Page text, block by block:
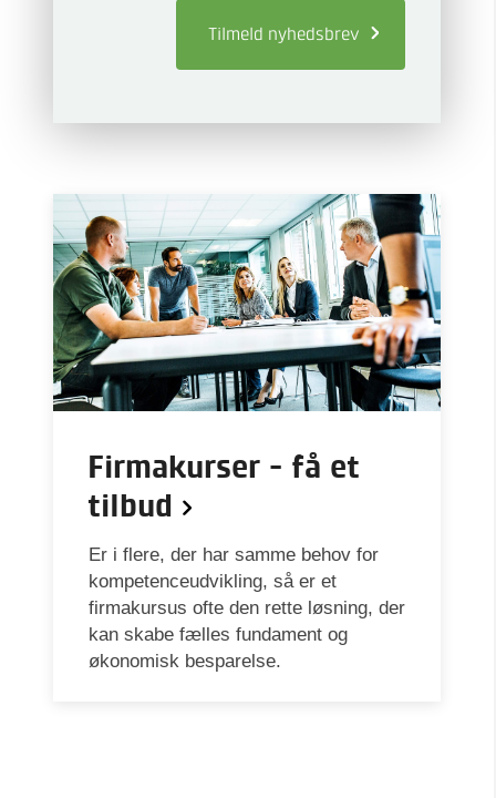
Tilmeld nyhedsbrev
Firmakurser - få et
tilbud
Er i flere, der har samme behov for
kompetenceudvikling, så er et
firmakursus ofte den rette løsning, der
kan skabe fælles fundament og
økonomisk besparelse.